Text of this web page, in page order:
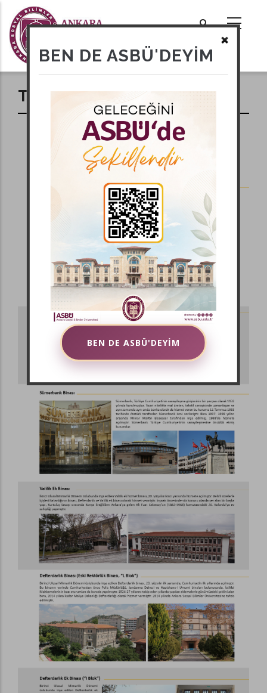
içeriğe
atla
actions
Tarihi Binalarımız
BEN DE ASBÜ'DEYİM
BEN DE ASBÜ'DEYİM